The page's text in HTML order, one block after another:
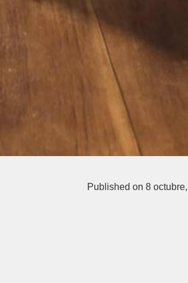
Published on 8